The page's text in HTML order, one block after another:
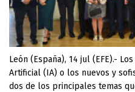
León (España), 14 jul (EFE).-
Artificial (IA) o los nuevos y
dos de los principales temas